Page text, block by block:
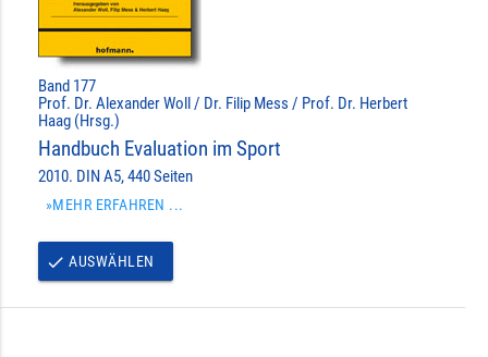
Band 177
Prof. Dr. Alexander Woll / Dr. Filip Mess / Prof. Dr. Herbert
Haag (Hrsg.)
Handbuch Evaluation im Sport
2010. DIN A5, 440 Seiten
»MEHR ERFAHREN ...
done AUSWÄHLEN